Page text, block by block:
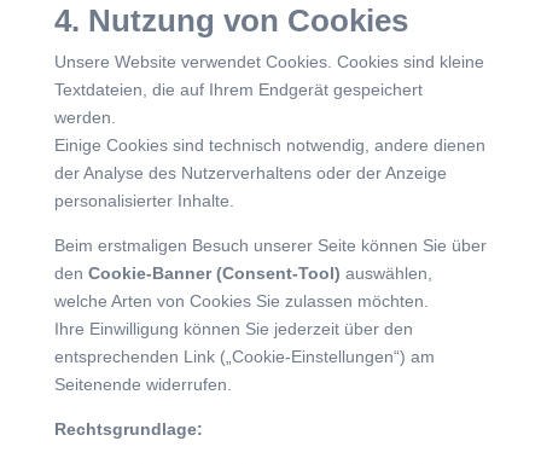
4. Nutzung von Cookies
Unsere Website verwendet Cookies. Cookies sind kleine
Textdateien, die auf Ihrem Endgerät gespeichert
werden.
Einige Cookies sind technisch notwendig, andere dienen
der Analyse des Nutzerverhaltens oder der Anzeige
personalisierter Inhalte.
Beim erstmaligen Besuch unserer Seite können Sie über
den Cookie-Banner (Consent-Tool) auswählen,
welche Arten von Cookies Sie zulassen möchten.
Ihre Einwilligung können Sie jederzeit über den
entsprechenden Link („Cookie-Einstellungen“) am
Seitenende widerrufen.
Rechtsgrundlage: